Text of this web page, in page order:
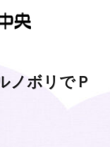
ノボリでＰ